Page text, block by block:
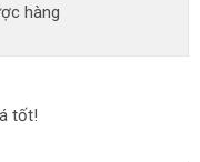
hàng
tốt!